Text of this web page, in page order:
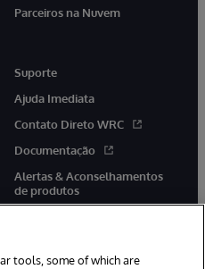
Parceiros na Nuvem
Suporte
Ajuda Imediata
Contato Direto WRC
Documentação
Alertas & Aconselhamentos
de produtos
tools, some of which are